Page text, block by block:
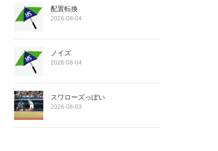
配置転換
2026-08-04
ノイズ
2026-08-04
スワローズっぽい
2026-08-03